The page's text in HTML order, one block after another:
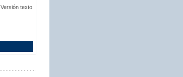
Versión texto